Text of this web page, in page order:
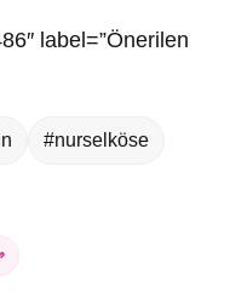
label=”Önerilen
#nurselköse